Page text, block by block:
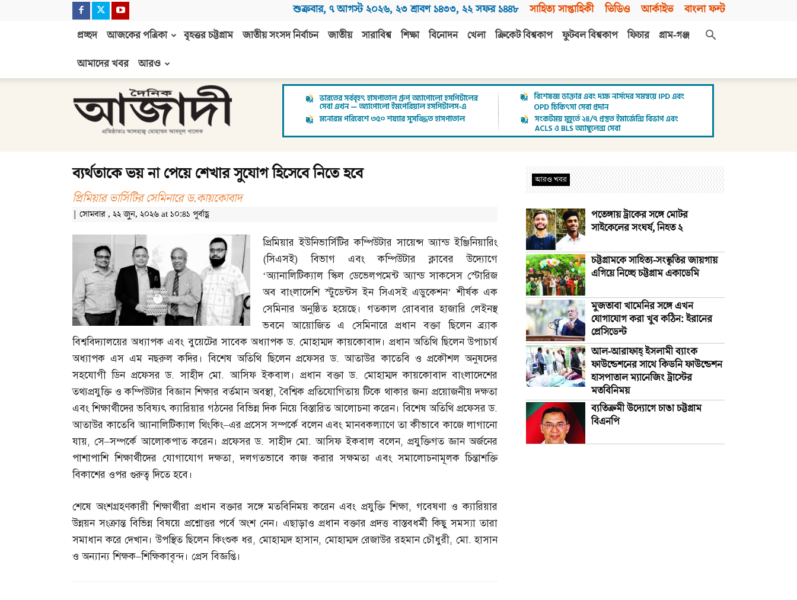
শুক্রবার, ৭ আগস্ট ২০২৬, ২৩ শ্রাবণ ১৪৩৩, ২২ সফর ১৪৪৮ সাহিত্য সাপ্তাহিকী ভিডিও আর্কাইভ বাংলা ফন্ট
প্রচ্ছদ আজকের পত্রিকা বৃহত্তর চট্টগ্রাম জাতীয় সংসদ নির্বাচন জাতীয় সারাবিশ্ব শিক্ষা বিনোদন খেলা ক্রিকেট বিশ্বকাপ ফুটবল বিশ্বকাপ ফিচার
গ্রাম-গঞ্জ
আমাদের খবর
আরও
আজাদী
ব্যর্থতাকে ভয় না পেয়ে শেখার সুযোগ হিসেবে নিতে হবে
প্রিমিয়ার ভার্সিটির সেমিনারে ড.কায়কোবাদ
| সোমবার , ২২ জুন, ২০২৬ at ১০:৪১ পূর্বাহ্ণ
প্রিমিয়ার ইউনিভার্সিটির কম্পিউটার সায়েন্স অ্যান্ড ইঞ্জিনিয়ারিং
(সিএসই)বিভাগ এবং কম্পিউটার ক্লাবের উদ্যোগে
‘অ্যানালিটিক্যাল স্কিল ডেভেলপমেন্ট অ্যান্ড সাকসেস স্টোরিজ
অব বাংলাদেশি স্টুডেন্টস ইন সিএসই এডুকেশন’ শীর্ষক এক
সেমিনার অনুষ্ঠিত হয়েছে। গতকাল রোববার হাজারি লেইনস্থ
ভবনে আয়োজিত এ সেমিনারে প্রধান বক্তা ছিলেন ব্র্যাক
বিশ্ববিদ্যালয়ের অধ্যাপক এবং বুয়েটের সাবেক অধ্যাপক ড.মোহাম্মদ কায়কোবাদ। প্রধান অতিথি ছিলেন উপাচার্য
অধ্যাপক এস এম নছরুল কদির। বিশেষ অতিথি ছিলেন প্রফেসর ড.আতাউর কাতেবি ও প্রকৌশল অনুষদের
সহযোগী ডিন প্রফেসর ড.সাহীদ মো.আসিফ ইকবাল। প্রধান বক্তা ড. মোহাম্মদ কায়কোবাদ বাংলাদেশের
তথ্যপ্রযুক্তি ও কম্পিউটার বিজ্ঞান শিক্ষার বর্তমান অবস্থা,বৈশ্বিক প্রতিযোগিতায় টিকে থাকার জন্য প্রয়োজনীয় দক্ষতা
এবং শিক্ষার্থীদের ভবিষ্যৎ ক্যারিয়ার গঠনের বিভিন্ন দিক নিয়ে বিস্তারিত আলোচনা করেন। বিশেষ অতিথি প্রফেসর ড.
আতাউর কাতেবি অ্যানালিটিক্যাল থিংকিং–এর প্রসেস সম্পর্কে বলেন এবং মানবকল্যাণে তা কীভাবে কাজে লাগানো
যায়,সে–সম্পর্কে আলোকপাত করেন। প্রফেসর ড.সাহীদ মো.আসিফ ইকবাল বলেন, প্রযুক্তিগত জ্ঞান অর্জনের
পাশাপাশি শিক্ষার্থীদের যোগাযোগ দক্ষতা,দলগতভাবে কাজ করার সক্ষমতা এবং সমালোচনামূলক চিন্তাশক্তি
বিকাশের ওপর গুরুত্ব দিতে হবে।
শেষে অংশগ্রহণকারী শিক্ষার্থীরা প্রধান বক্তার সঙ্গে মতবিনিময় করেন এবং প্রযুক্তি শিক্ষা, গবেষণা ও ক্যারিয়ার
উন্নয়ন সংক্রান্ত বিভিন্ন বিষয়ে প্রশ্নোত্তর পর্বে অংশ নেন। এছাড়াও প্রধান বক্তার প্রদত্ত বাস্তবধর্মী কিছু সমস্যা তারা
সমাধান করে দেখান। উপস্থিত ছিলেন কিংশুক ধর, মোহাম্মদ হাসান, মোহাম্মদ রেজাউর রহমান চৌধুরী, মো.হাসান
ও অন্যান্য শিক্ষক–শিক্ষিকাবৃন্দ। প্রেস বিজ্ঞপ্তি।
আরও খবর
পতেঙ্গায় ট্রাকের সঙ্গে মোটর
সাইকেলের সংঘর্ষ, নিহত ২
চট্টগ্রামকে সাহিত্য-সংস্কৃতির জায়গায়
এগিয়ে নিচ্ছে চট্টগ্রাম একাডেমি
মুজতাবা খামেনির সঙ্গে এখন
যোগাযোগ করা খুব কঠিন: ইরানের
প্রেসিডেন্ট
আল-আরাফাহ্‌ ইসলামী ব্যাংক
ফাউন্ডেশনের সাথে কিডনি ফাউন্ডেশন
হাসপাতাল ম্যানেজিং ট্রাস্টের
মতবিনিময়
ব্যতিক্রমী উদ্যোগে চাঙা চট্টগ্রাম
বিএনপি